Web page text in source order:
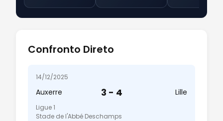
Confronto Direto
14/12/2025
Auxerre 3 - 4 Lille
Ligue 1
Stade de l'Abbé Deschamps